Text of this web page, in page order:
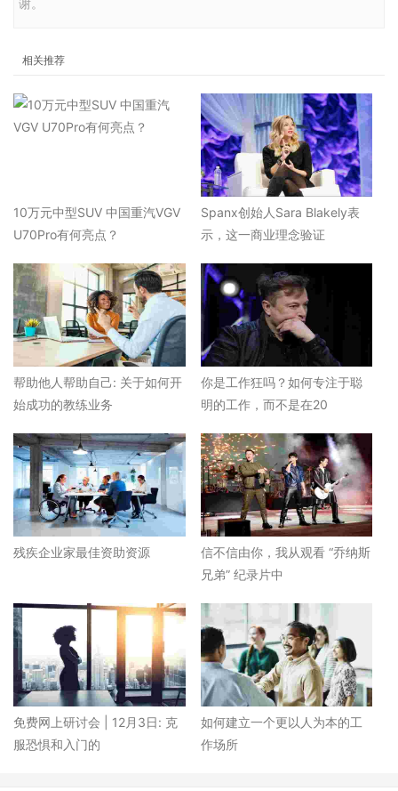
相关推荐
10万元中型SUV 中国重汽VGV
U70Pro有何亮点？
Spanx创始人Sara Blakely表
示，这一商业理念验证
帮助他人帮助自己: 关于如何开
始成功的教练业务
你是工作狂吗？如何专注于聪
明的工作，而不是在20
残疾企业家最佳资助资源
信不信由你，我从观看 “乔纳斯
兄弟” 纪录片中
免费网上研讨会 | 12月3日: 克
服恐惧和入门的
如何建立一个更以人为本的工
作场所